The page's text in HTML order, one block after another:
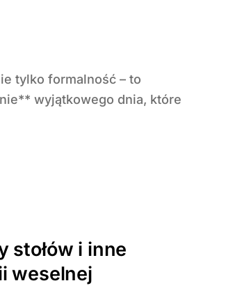
wyjątkowego dnia, które
stołów i inne
weselnej